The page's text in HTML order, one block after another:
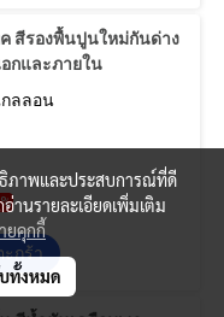
ค สีรองพื้นปูนใหม่กันด่าง
กและภายใน
ลลอน
ะกร้า
ธิภาพและประสบการณ์ที่ดี
านรายละเอียดเพิ่มเติม
ยคุกกี้
ทั้งหมด